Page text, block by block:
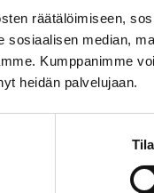
räätälöimiseen,
median,
Kumppanimme
heidän palvelujaan.
& pe 9–17, la 10–14,